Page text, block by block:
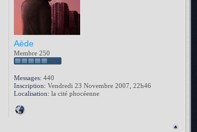
Aède
Membre 250
Messages: 440
Inscription: Vendredi 23 Novembre 2007, 22h46
Localisation: la cité phocéenne